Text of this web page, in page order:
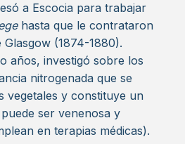
a Escocia para trabajar
hasta que le contrataron
(1874-1880).
años, investigó sobre los
nitrogenada que se
vegetales y constituye un
ser venenosa y
en terapias médicas).